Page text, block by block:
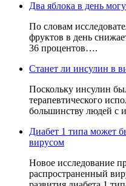
Два яблока в день
По словам
фруктов в день
36 процентов….
Станет ли инсулин в
Поскольку инсулин
терапевтического
большинству людей с
Диабет 1 типа может
вирусом
Новое исследование
распространенный